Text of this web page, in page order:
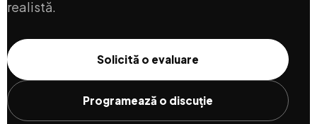
realistă.
Solicită o evaluare
Programează o discuție